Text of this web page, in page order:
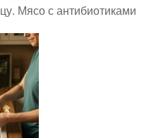
Мясо с антибиотиками